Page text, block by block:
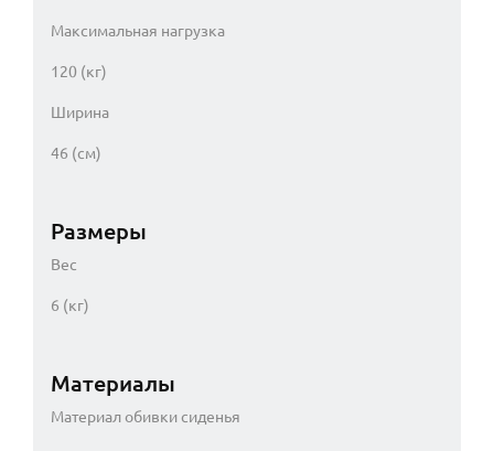
Максимальная нагрузка
120 (кг)
Ширина
46 (см)
Размеры
Вес
6 (кг)
Материалы
Материал обивки сиденья